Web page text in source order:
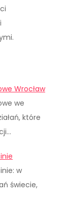
Wrocław
we
które
w
świecie,